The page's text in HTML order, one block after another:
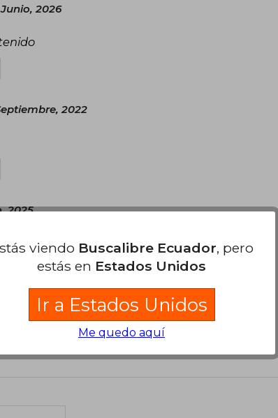
2026
2022
2025
tu propia evaluación
viendo Buscalibre Ecuador, pero
estás en Estados Unidos
Ir a Estados Unidos
Me quedo aquí